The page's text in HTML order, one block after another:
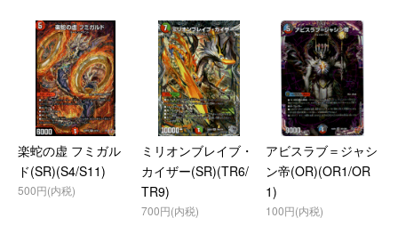
楽蛇の虚 フミガル
ド(SR)(S4/S11)
500円(内税)
ミリオンブレイブ・
カイザー(SR)(TR6/
TR9)
700円(内税)
アビスラブ＝ジャシ
ン帝(OR)(OR1/OR
1)
100円(内税)